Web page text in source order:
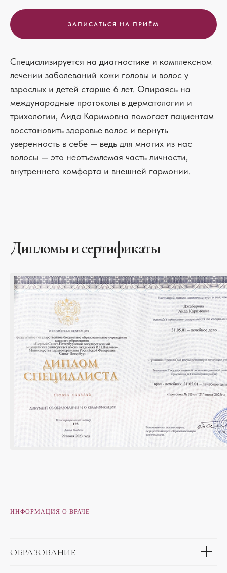
ЗАПИСАТЬCЯ НА ПРИЁМ
Специализируется на диагностике и комплексном
лечении заболеваний кожи головы и волос у
взрослых и детей старше 6 лет. Опираясь на
международные протоколы в дерматологии и
трихологии, Аида Каримовна помогает пациентам
восстановить здоровье волос и вернуть
уверенность в себе — ведь для многих из нас
волосы — это неотъемлемая часть личности,
внутреннего комфорта и внешней гармонии.
Дипломы и сертификаты
ИНФОРМАЦИЯ О ВРАЧЕ
ОБРАЗОВАНИЕ